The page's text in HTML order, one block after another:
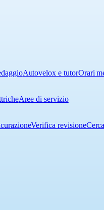
Autovelox e tutorOrari
Aree di servizio
Verifica revisione